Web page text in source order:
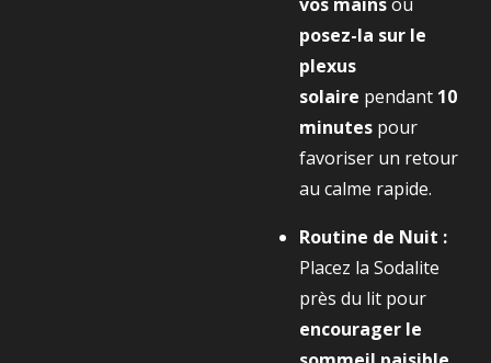
posez-la sur le
plexus
solaire pendant 10
minutes pour
favoriser un retour
au calme rapide.
Routine de Nuit :
Placez la Sodalite
près du lit pour
encourager le